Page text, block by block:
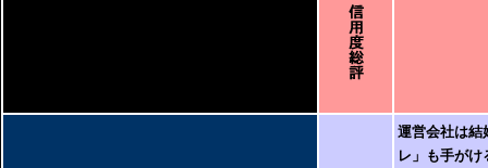
運営会社は結
レ」も手が